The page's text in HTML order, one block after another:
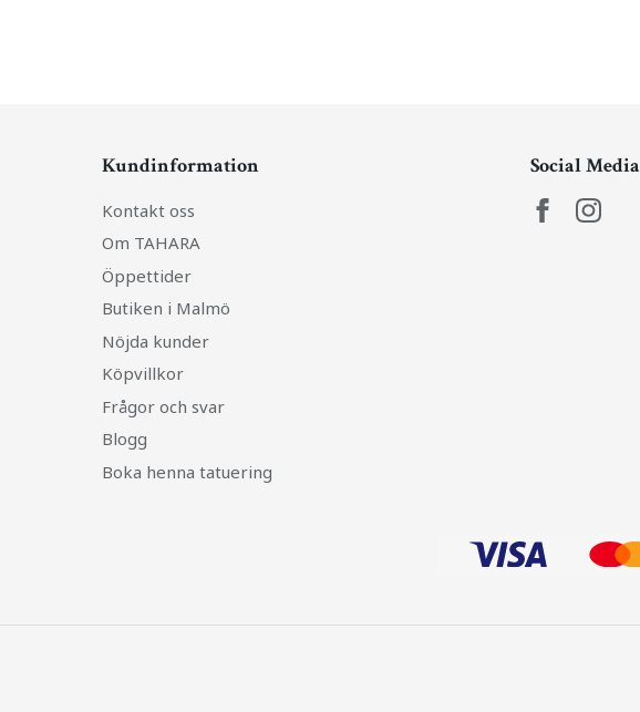
Kundinformation
Kontakt oss
Om TAHARA
Öppettider
Butiken i Malmö
Nöjda kunder
Köpvillkor
Frågor och svar
Blogg
Boka henna tatuering
Social Media